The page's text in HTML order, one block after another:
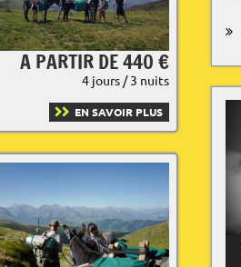
A PARTIR DE 440 €
4 jours / 3 nuits
EN SAVOIR PLUS